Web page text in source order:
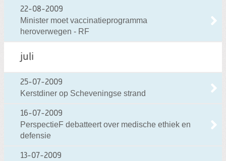
22-08-2009
Minister moet vaccinatieprogramma
heroverwegen - RF
juli
25-07-2009
Kerstdiner op Scheveningse strand
16-07-2009
PerspectieF debatteert over medische ethiek en
defensie
13-07-2009